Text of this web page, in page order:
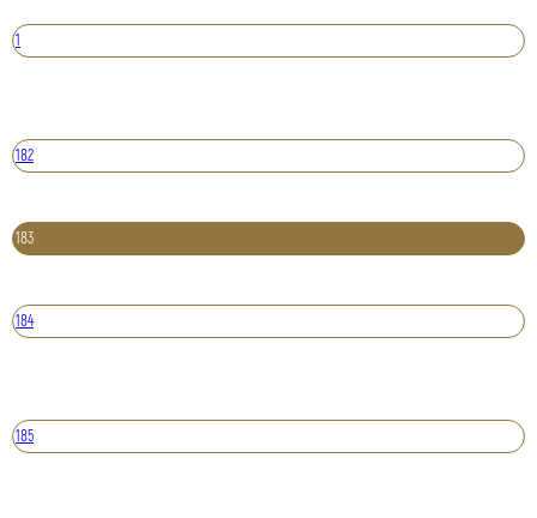
1
182
183
184
185